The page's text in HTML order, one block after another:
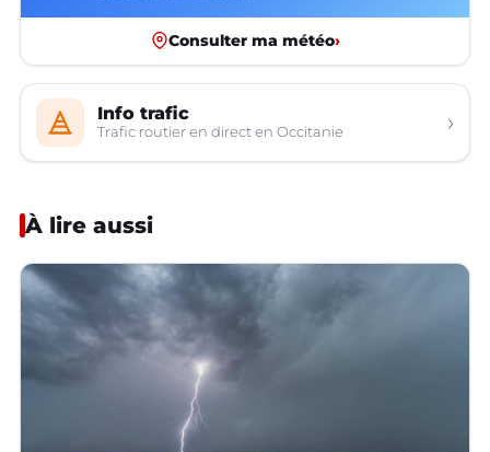
Consulter ma météo›
Info trafic
Trafic routier en direct en Occitanie ›
À lire aussi